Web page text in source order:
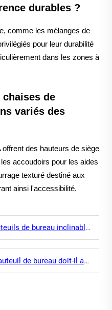
durables ?
comme les mélanges de
pour leur durabilité
dans les zones à
chaises de
variés des
des hauteurs de siège
accoudoirs pour les aides
texturé destiné aux
ainsi l'accessibilité.
améliorent-ils la détente pendant les pauses ?
pour une utilisation prolongée devant un écran ?